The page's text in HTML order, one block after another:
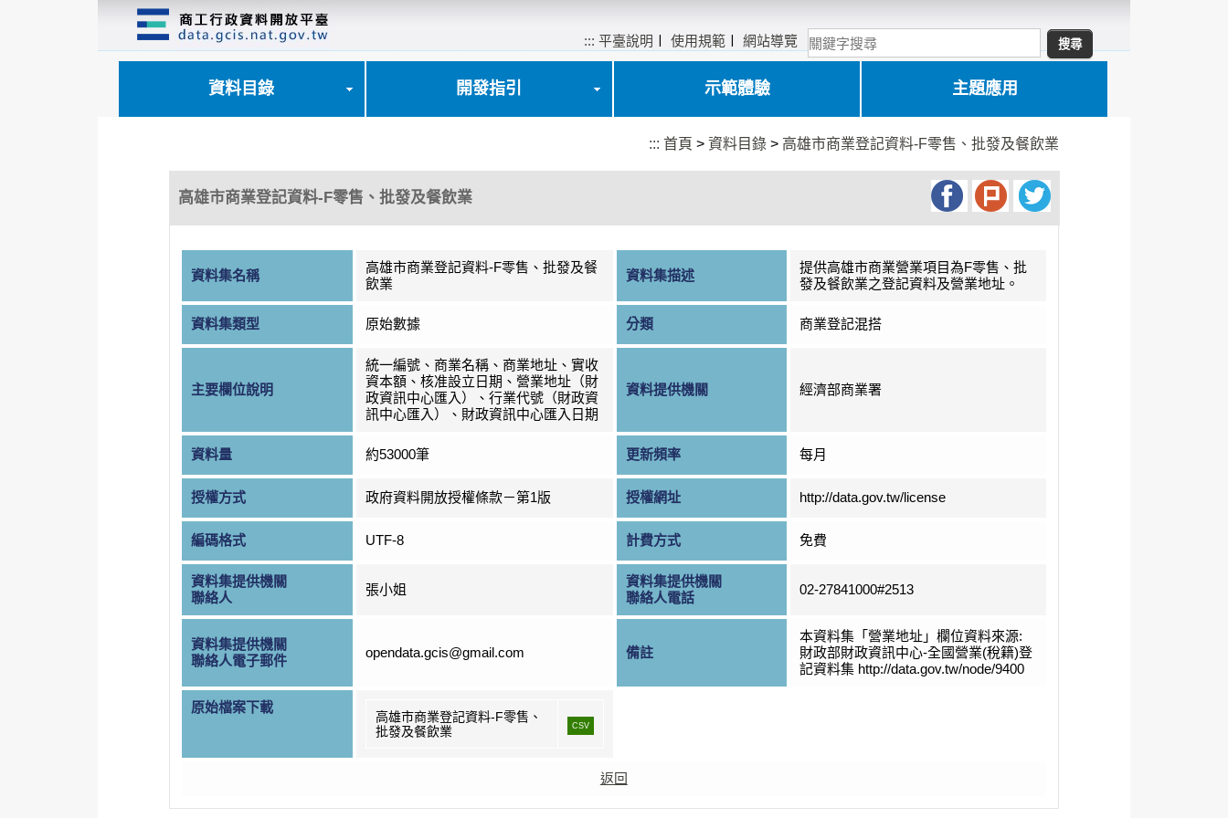
::: 平臺說明 〡使用規範 〡網站導覽
資料目錄 開發指引 示範體驗 主題應用
::: 首頁 >資料目錄 > 高雄市商業登記資料-F零售、批發及餐飲業
高雄市商業登記資料-F零售、批發及餐飲業
資料集名稱
高雄市商業登記資料-F零售、批發及餐
飲業
資料集描述
提供高雄市商業營業項目為F零售、批
發及餐飲業之登記資料及營業地址。
資料集類型 原始數據 分類 商業登記混搭
主要欄位說明
統一編號、商業名稱、商業地址、實收
資本額、核准設立日期、營業地址（財
政資訊中心匯入）、行業代號（財政資
訊中心匯入）、財政資訊中心匯入日期
資料提供機關 經濟部商業署
資料量 約53000筆 更新頻率 每月
授權方式 政府資料開放授權條款－第1版 授權網址 http://data.gov.tw/license
編碼格式 UTF-8 計費方式 免費
資料集提供機關
聯絡人
張小姐
資料集提供機關
聯絡人電話
02-27841000#2513
資料集提供機關
聯絡人電子郵件
opendata.gcis@gmail.com 備註
本資料集「營業地址」欄位資料來源:
財政部財政資訊中心-全國營業(稅籍)登
記資料集 http://data.gov.tw/node/9400
原始檔案下載
高雄市商業登記資料-F零售、
批發及餐飲業
CSV
返回